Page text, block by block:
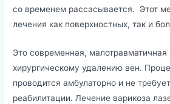
со временем рассасывается. Этот
лечения как поверхностных, так и
Это современная, малотравматичная
хирургическому удалению вен.
проводится амбулаторно и не
реабилитации. Лечение варикоза